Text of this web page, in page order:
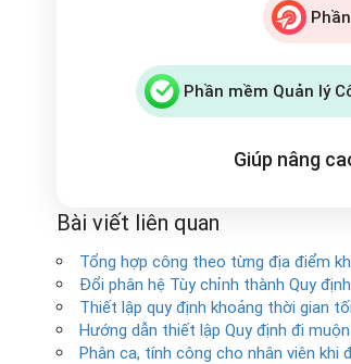
Phần mềm Quản lý
Giúp nâng
Bài viết liên quan
Tổng hợp công theo từng địa điểm
Đổi phân hệ Tùy chỉnh thành Quy
Thiết lập quy định khoảng thời gian
Hướng dẫn thiết lập Quy định đi
Phân ca, tính công cho nhân viên